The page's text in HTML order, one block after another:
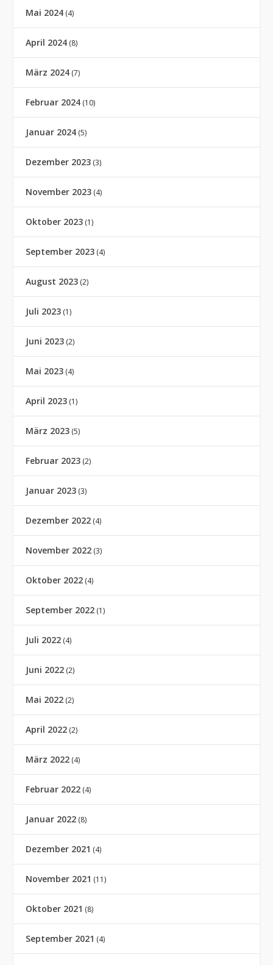
Mai 2024 (4)
April 2024 (8)
März 2024 (7)
Februar 2024 (10)
Januar 2024 (5)
Dezember 2023 (3)
November 2023 (4)
Oktober 2023 (1)
September 2023 (4)
August 2023 (2)
Juli 2023 (1)
Juni 2023 (2)
Mai 2023 (4)
April 2023 (1)
März 2023 (5)
Februar 2023 (2)
Januar 2023 (3)
Dezember 2022 (4)
November 2022 (3)
Oktober 2022 (4)
September 2022 (1)
Juli 2022 (4)
Juni 2022 (2)
Mai 2022 (2)
April 2022 (2)
März 2022 (4)
Februar 2022 (4)
Januar 2022 (8)
Dezember 2021 (4)
November 2021 (11)
Oktober 2021 (8)
September 2021 (4)